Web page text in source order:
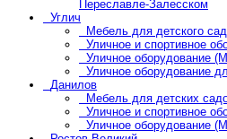
Переславле-Залесском
Углич
Мебель для детского
Уличное и спортивное
Уличное оборудование
Уличное оборудование
Данилов
Мебель для детских
Уличное и спортивное
Уличное оборудование